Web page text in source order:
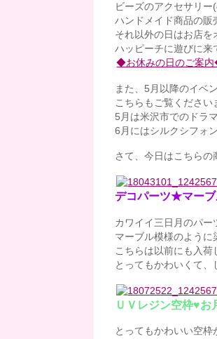
ビーズのアクセサリ
ハンドメイド商品の販
それ以外の日はお店を
ハッピーチに遊びに
◆お休みの日のご案
また、5月以降のイベ
こちらもご覧ください
5月は米沢市でのドラ
6月にはシルクシフォ
さて、今日はこちら
デコパーツ★マーブ
カワイイ三日月のパー
マーブル模様のように
こちらは以前にも入
とってもかわいくて
ＵＶレジン空枠♥お
とってもかわいい空